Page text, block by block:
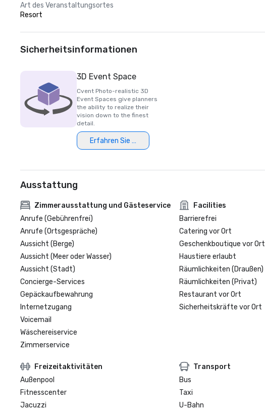
Art des Veranstaltungsortes
Resort
Sicherheitsinformationen
3D Event Space
Cvent Photo-realistic 3D
Event Spaces give planners
the ability to realize their
vision down to the finest
detail.
Erfahren Sie mehr
Ausstattung
Zimmerausstattung und Gästeservice
Anrufe (Gebührenfrei)
Anrufe (Ortsgespräche)
Aussicht (Berge)
Aussicht (Meer oder Wasser)
Aussicht (Stadt)
Concierge-Services
Gepäckaufbewahrung
Internetzugang
Voicemail
Wäschereiservice
Zimmerservice
Facilities
Barrierefrei
Catering vor Ort
Geschenkboutique vor Ort
Haustiere erlaubt
Räumlichkeiten (Draußen)
Räumlichkeiten (Privat)
Restaurant vor Ort
Sicherheitskräfte vor Ort
Freizeitaktivitäten
Außenpool
Fitnesscenter
Jacuzzi
Transport
Bus
Taxi
U-Bahn